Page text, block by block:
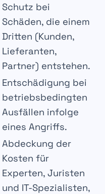
Schutz bei
Schäden, die einem
Dritten (Kunden,
Lieferanten,
Partner) entstehen.
Entschädigung bei
betriebsbedingten
Ausfällen infolge
eines Angriffs.
Abdeckung der
Kosten für
Experten, Juristen
und IT-Spezialisten,